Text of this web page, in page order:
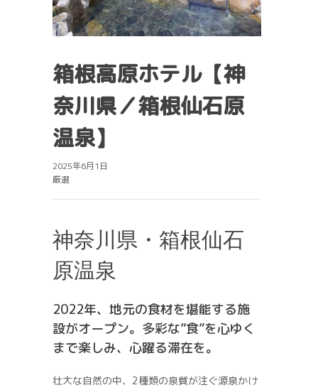
箱根高原ホテル【神
奈川県／箱根仙石原
温泉】
2025年6月1日
厳選
神奈川県・箱根仙石
原温泉
2022年、地元の食材を堪能する施
設がオープン。多彩な”食”を心ゆく
まで楽しみ、心躍る滞在を。
壮大な自然の中、2種類の泉質が注ぐ源泉かけ